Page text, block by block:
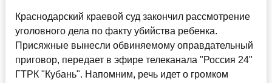
Краснодарский краевой суд закончил рассмотрение
уголовного дела по факту убийства ребенка.
Присяжные вынесли обвиняемому оправдательный
приговор, передает в эфире телеканала "Россия 24"
ГТРК "Кубань". Напомним, речь идет о громком